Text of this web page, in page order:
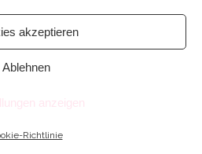
akzeptieren
Ablehnen
anzeigen
Richtlinie
by Compete Themes.